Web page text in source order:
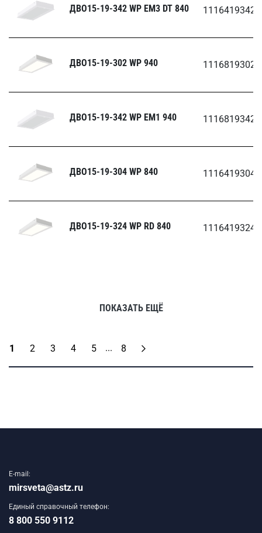
ДВО15-19-342 WP EM3 DT 840
ДВО15-19-302 WP 940 1116819302
ДВО15-19-342 WP EM1 940
ДВО15-19-304 WP 840 1116419304
ДВО15-19-324 WP RD 840 1116419324
ПОКАЗАТЬ ЕЩЁ
1 2 3 4 5 ... 8
E-mail:
mirsveta@astz.ru
Единый справочный телефон:
8 800 550 9112